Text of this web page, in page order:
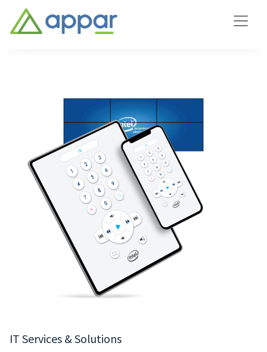
IT Services & Solutions